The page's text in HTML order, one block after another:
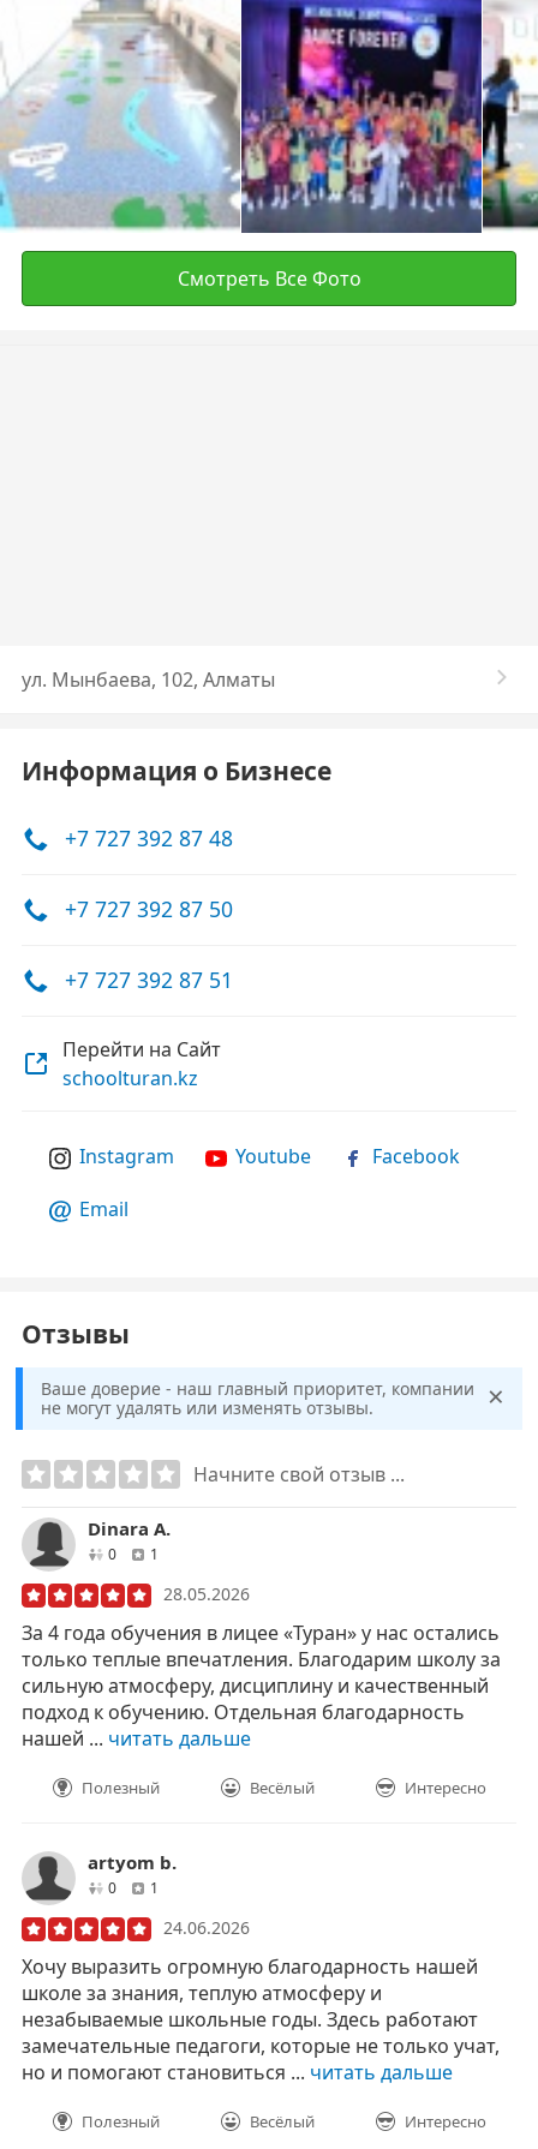
Смотреть Все Фото
ул. Мынбаева, 102, Алматы
Информация о Бизнесе
+7 727 392 87 48
+7 727 392 87 50
+7 727 392 87 51
Перейти на Сайт
schoolturan.kz
Instagram Youtube
Facebook
Email
Отзывы
Ваше доверие - наш главный приоритет, компании
не могут удалять или изменять отзывы.
×
Начните свой отзыв ...
Dinara А.
0друзей1
28.05.2026
За 4 года обучения в лицее «Туран» у нас остались
только теплые впечатления. Благодарим школу за
сильную атмосферу, дисциплину и качественный
подход к обучению. Отдельная благодарность
нашей ... читать дальше
Полезный Весёлый Интересно
artyom b.
0друзей1
24.06.2026
Хочу выразить огромную благодарность нашей
школе за знания, теплую атмосферу и
незабываемые школьные годы. Здесь работают
замечательные педагоги, которые не только учат,
но и помогают становиться ... читать дальше
Полезный Весёлый Интересно